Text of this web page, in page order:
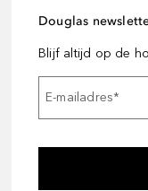
Douglas
Blijf altijd op de
E-mailadres*